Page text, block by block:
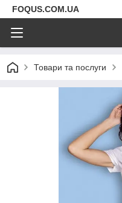
FOQUS.COM.UA
Товари та послуги